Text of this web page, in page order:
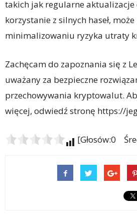
takich jak regularne
korzystanie z silnych haseł,
minimalizowaniu ryzyka utraty
Zachęcam do zapoznania się z
uważany za bezpieczne
przechowywania kryptowalut.
więcej, odwiedź stronę https://
[Głosów:0